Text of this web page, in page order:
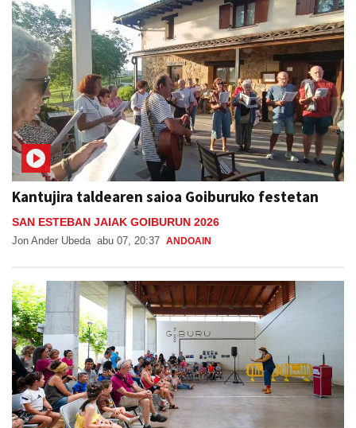
Kantujira taldearen saioa Goiburuko festetan
SAN ESTEBAN JAIAK GOIBURUN 2026
Jon Ander Ubeda abu 07, 20:37 ANDOAIN